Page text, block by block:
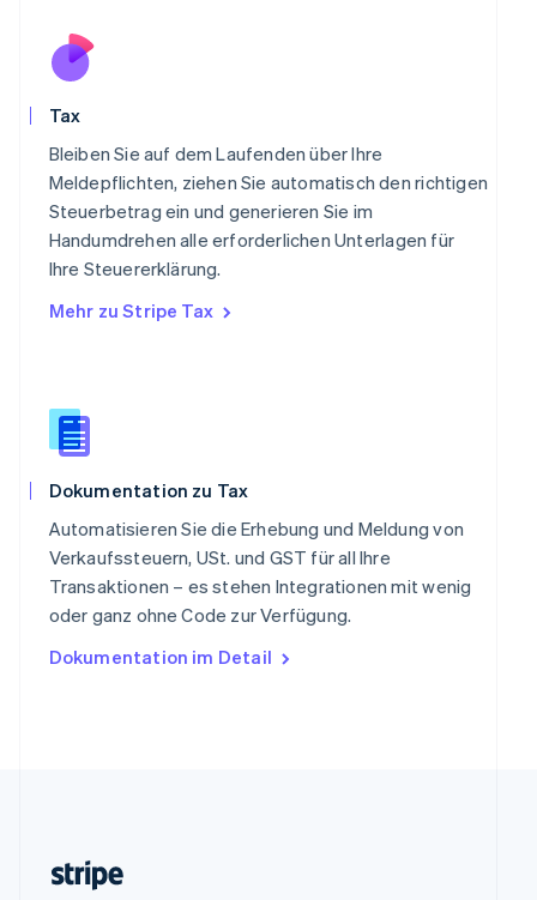
Tax
Bleiben Sie auf dem Laufenden über Ihre
Meldepflichten, ziehen Sie automatisch den richtigen
Steuerbetrag ein und generieren Sie im
Handumdrehen alle erforderlichen Unterlagen für
Ihre Steuererklärung.
Mehr zu Stripe Tax
Dokumentation zu Tax
Automatisieren Sie die Erhebung und Meldung von
Verkaufssteuern, USt. und GST für all Ihre
Transaktionen – es stehen Integrationen mit wenig
oder ganz ohne Code zur Verfügung.
Dokumentation im Detail
English
Portugal
English
Schweden
SvenskaEnglish
Schweiz
DeutschFrançais ItalianoEnglish
Singapur
Slowakei
Sonderverwaltungsregion Hongkong,
China
Spanien
EspañolEnglish
ไทยEnglish
Tschechische Republik
English
English